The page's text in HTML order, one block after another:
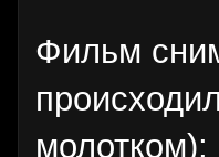
Фильм